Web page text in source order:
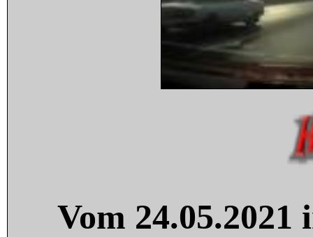
Vom